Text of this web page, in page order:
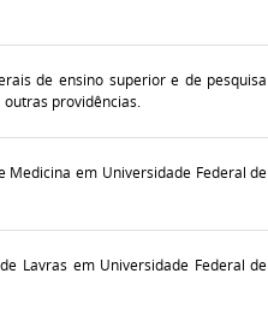
de ensino superior e de pesquisa
outras providências.
Medicina em Universidade Federal de
Lavras em Universidade Federal de